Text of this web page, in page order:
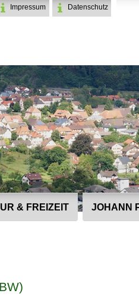
Impressum Datenschutz
& FREIZEIT JOHANN